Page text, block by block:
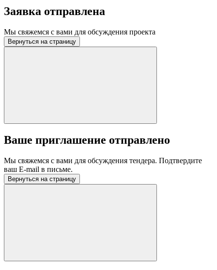
Заявка отправлена
Мы свяжемся с вами для обсуждения проекта
Вернуться на страницу
Ваше приглашение отправлено
Мы свяжемся с вами для обсуждения тендера. Подтвердите
ваш E-mail в письме.
Вернуться на страницу